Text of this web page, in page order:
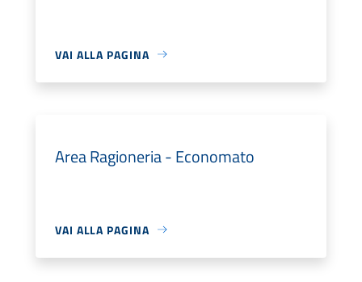
VAI ALLA PAGINA
Area Ragioneria - Economato
VAI ALLA PAGINA